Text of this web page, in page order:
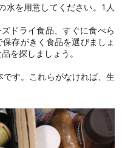
水を用意してください。1人
ドライ食品、すぐに食べら
存がきく食品を選びましょ
を探しましょう。
す。これらがなければ、生